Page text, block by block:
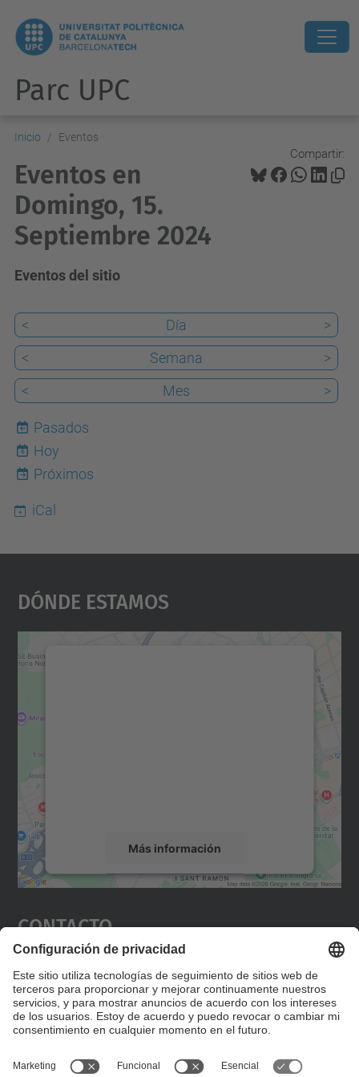
Parc UPC
Inicio Eventos
Compartir:
Eventos en
Domingo, 15.
Septiembre 2024
Eventos del sitio
< Día
>
<
Semana
>
<
Mes >
Pasados
6
Hoy
Próximos
iCal
Dónde Estamos
Más información
Aceptar
powered by
Contacto
Editad en la página "Contacto personalizado", que
encontraréis en la raíz de español, vuestros datos
personalizados de contacto.
Formulario de contacto